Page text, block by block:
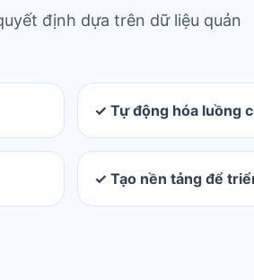
định dựa trên dữ liệu quản
✓ Tự động hóa luồng
✓ Tạo nền tảng để